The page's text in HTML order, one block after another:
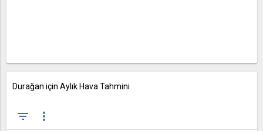
Durağan için Aylık Hava Tahmini
filter_list more_vert